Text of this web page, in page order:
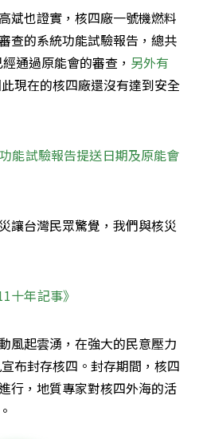
斌也證實，核四廠一號機燃料
查的系統功能試驗報告，總共
通過原能會的審查， 另外有
此現在的核四廠還沒有達到安全
試驗報告提送日期及原能會
讓台灣民眾驚覺，我們與核災
十年記事》
風起雲湧，在強大的民意壓力
布封存核四。封存期間，核四
行，地質專家對核四外海的活